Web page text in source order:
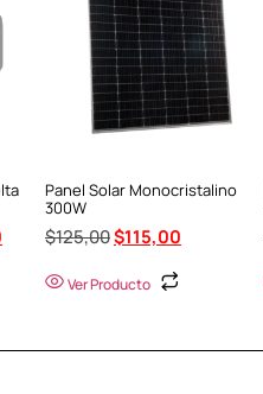
Panel Solar Monocristalino
300W
$125,00$115,00
Ver Producto